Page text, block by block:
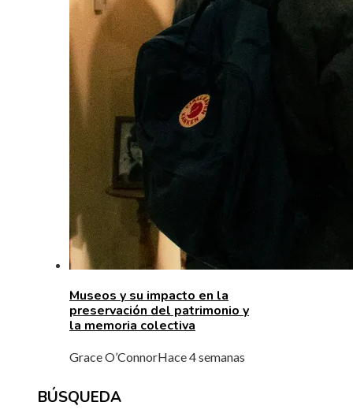
Museos y su impacto en la
preservación del patrimonio y
la memoria colectiva
Grace O’ConnorHace 4 semanas
BÚSQUEDA